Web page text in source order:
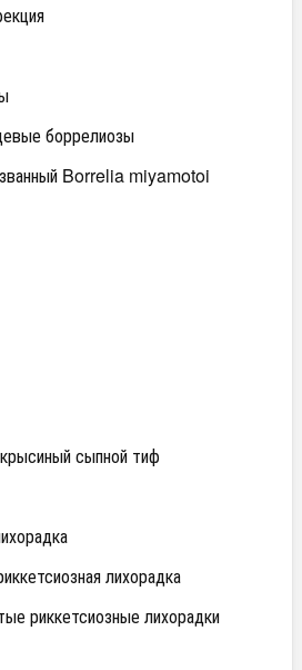
боррелиозы
Borrelia miyamotoi
сыпной тиф
лихорадка
риккетсиозные лихорадки